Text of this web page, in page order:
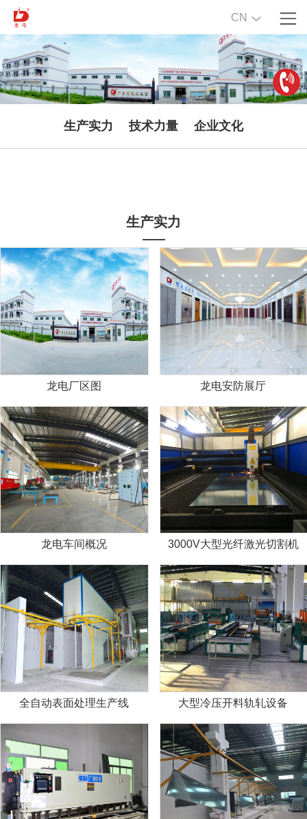
CN
生产实力 技术力量 企业文化
生产实力
龙电厂区图 龙电安防展厅
龙电车间概况 3000V大型光纤激光切割机
全自动表面处理生产线 大型冷压开料轨轧设备